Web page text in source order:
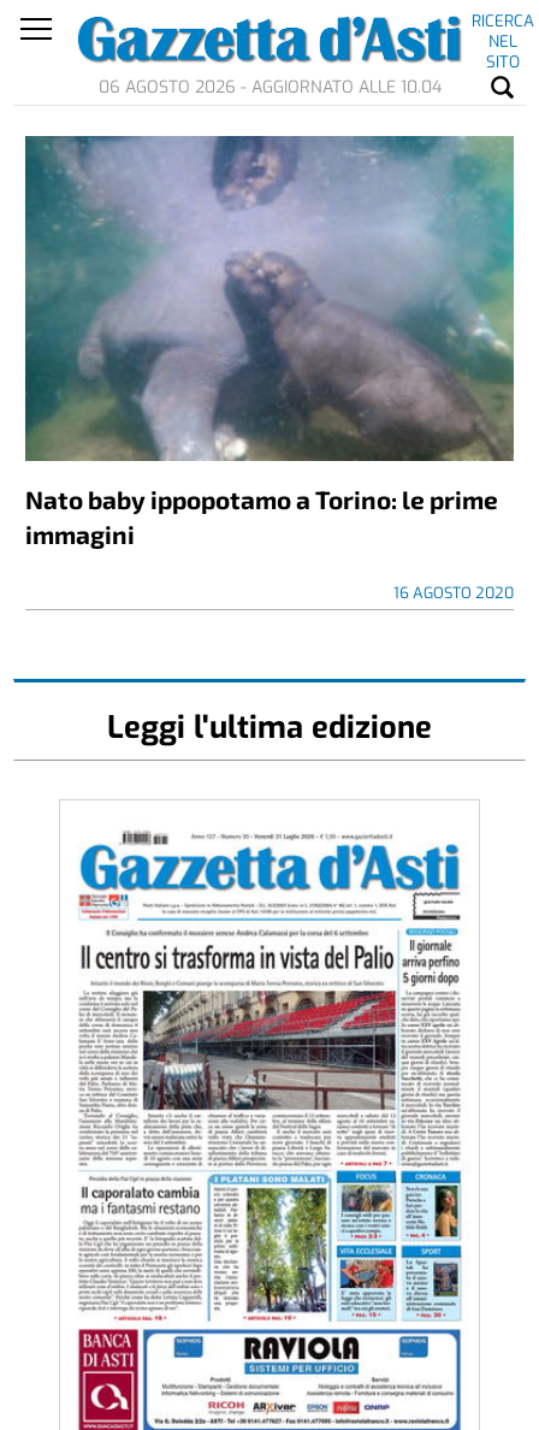
RICERCA
NEL
SITO
06 AGOSTO 2026 - AGGIORNATO ALLE 10.04
Nato baby ippopotamo a Torino: le prime
immagini
16 AGOSTO 2020
Leggi l'ultima edizione